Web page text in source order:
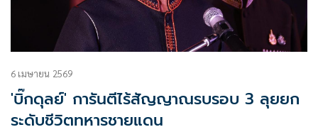
6 เมษายน 2569
'บิ๊กดุลย์' การันตีไร้สัญญาณรบรอบ 3 ลุยยก
ระดับชีวิตทหารชายแดน